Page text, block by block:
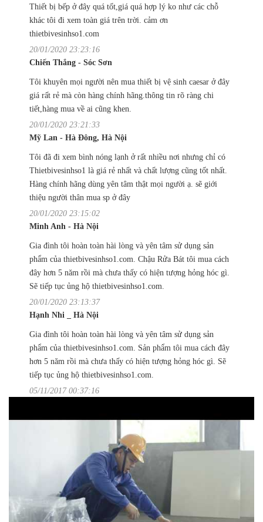
Thiết bị bếp ở đây quá tốt,giá quá hợp lý ko như các chỗ
khác tôi đi xem toàn giá trên trời. cảm ơn
thietbivesinhso1.com
20/01/2020 23:23:16
Chiến Thắng - Sóc Sơn
Tôi khuyên mọi người nên mua thiết bị vệ sinh caesar ở đây
giá rất rẻ mà còn hàng chính hãng.thông tin rõ ràng chi
tiết,hàng mua về ai cũng khen.
20/01/2020 23:21:33
Mỹ Lan - Hà Đông, Hà Nội
Tôi đã đi xem bình nóng lạnh ở rất nhiều nơi nhưng chỉ có
Thietbivesinhso1 là giá rẻ nhất và chất lượng cũng tốt nhất.
Hàng chính hãng dùng yên tâm thật mọi người ạ. sẽ giới
thiệu người thân mua sp ở đây
20/01/2020 23:15:02
Minh Anh - Hà Nội
Gia đình tôi hoàn toàn hài lòng và yên tâm sử dụng sản
phẩm của thietbivesinhso1.com. Chậu Rửa Bát tôi mua cách
đây hơn 5 năm rồi mà chưa thấy có hiện tượng hỏng hóc gì.
Sẽ tiếp tục ủng hộ thietbivesinhso1.com.
20/01/2020 23:13:37
Hạnh Nhi _ Hà Nội
Gia đình tôi hoàn toàn hài lòng và yên tâm sử dụng sản
phẩm của thietbivesinhso1.com. Sản phẩm tôi mua cách đây
hơn 5 năm rồi mà chưa thấy có hiện tượng hỏng hóc gì. Sẽ
tiếp tục ủng hộ thietbivesinhso1.com.
05/11/2017 00:37:16